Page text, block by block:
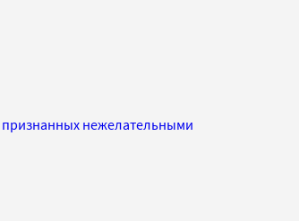
признанных нежелательными